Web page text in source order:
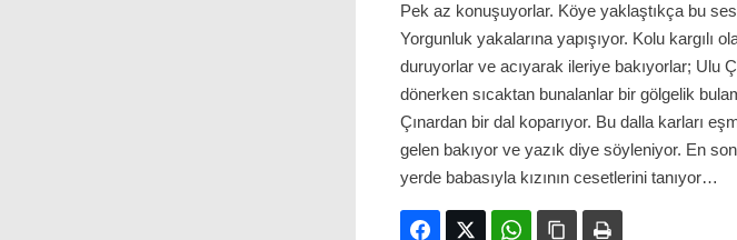
Pek az konuşuyorlar. Köye yaklaştıkça bu
Yorgunluk yakalarına yapışıyor. Kolu kargılı
duruyorlar ve acıyarak ileriye bakıyorlar; Ulu
dönerken sıcaktan bunalanlar bir gölgelik
Çınardan bir dal koparıyor. Bu dalla karları
gelen bakıyor ve yazık diye söyleniyor. En
yerde babasıyla kızının cesetlerini tanıyor…
FacebookTwitter WhatsAppBağlanıyı kopyala